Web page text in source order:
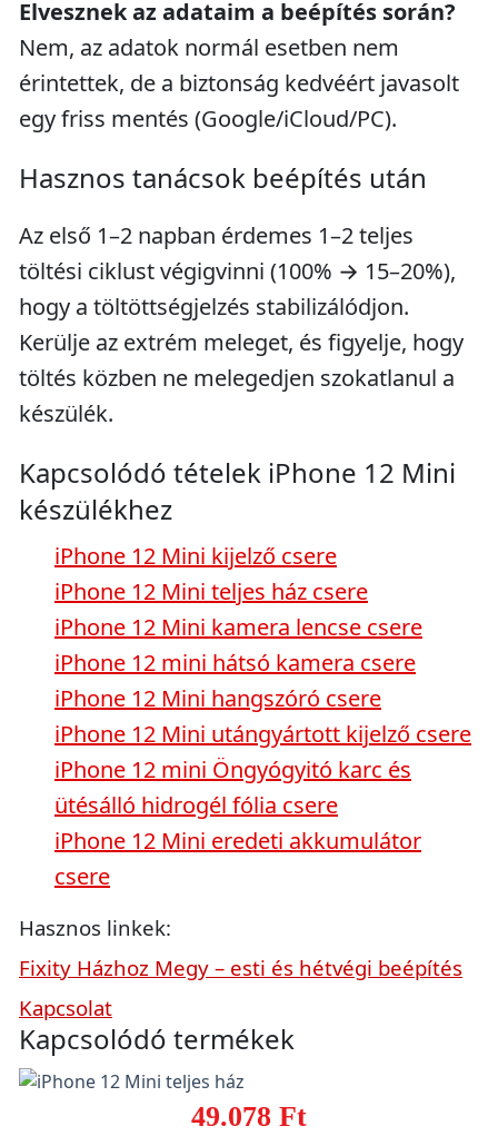
Elvesznek az adataim a beépítés során?
Nem, az adatok normál esetben nem
érintettek, de a biztonság kedvéért javasolt
egy friss mentés (Google/iCloud/PC).
Hasznos tanácsok beépítés után
Az első 1–2 napban érdemes 1–2 teljes
töltési ciklust végigvinni (100% → 15–20%),
hogy a töltöttségjelzés stabilizálódjon.
Kerülje az extrém meleget, és figyelje, hogy
töltés közben ne melegedjen szokatlanul a
készülék.
Kapcsolódó tételek iPhone 12 Mini
készülékhez
iPhone 12 Mini kijelző csere
iPhone 12 Mini teljes ház csere
iPhone 12 Mini kamera lencse csere
iPhone 12 mini hátsó kamera csere
iPhone 12 Mini hangszóró csere
iPhone 12 Mini utángyártott kijelző csere
iPhone 12 mini Öngyógyitó karc és
ütésálló hidrogél fólia csere
iPhone 12 Mini eredeti akkumulátor
csere
Hasznos linkek:
Fixity Házhoz Megy – esti és hétvégi beépítés
Kapcsolat
Kapcsolódó termékek
49.078 Ft